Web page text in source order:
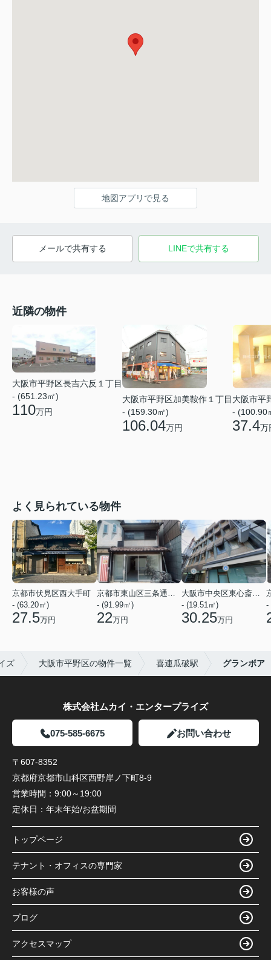
地図アプリで見る
メールで共有する LINEで共有する
近隣の物件
大阪市平野区長吉六反１丁目
- (651.23㎡)
110万円
大阪市平野区加美鞍作１丁目
- (159.30㎡)
106.04万円
大阪市平
- (100.90
37.4万
よく見られている物件
京都市伏見区西大手町
- (63.20㎡)
27.5万円
京都市東山区三条通北裏白川筋西入２丁目東姉小路町
- (91.99㎡)
22万円
大阪市中央区東心斎橋２丁目
- (19.51㎡)
30.25万円
-
ズ 大阪市平野区の物件一覧 喜連瓜破駅 グランボア
株式会社ムカイ・エンタープライズ
075-585-6675 お問い合わせ
〒607-8352
京都府京都市山科区西野岸ノ下町8-9
営業時間： 9:00～19:00
定休日： 年末年始/お盆期間
トップページ
テナント・オフィスの専門家
お客様の声
ブログ
アクセスマップ